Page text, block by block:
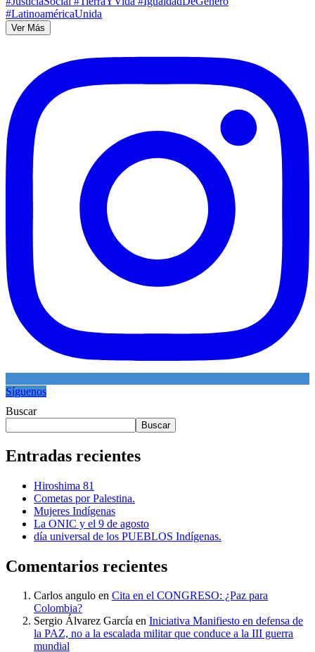
Ver Más
Síguenos
Buscar
Buscar
Entradas recientes
Hiroshima 81
Cometas por Palestina.
Mujeres Indígenas
La ONIC y el 9 de agosto
día universal de los PUEBLOS Indígenas.
Comentarios recientes
Carlos angulo en Cita en el CONGRESO: ¿Paz para
Colombia?
Sergio Álvarez García en Iniciativa Manifiesto en defensa de
la PAZ, no a la escalada militar que conduce a la III guerra
mundial